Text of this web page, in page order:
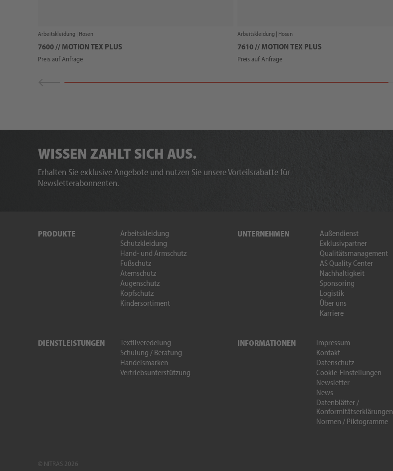
Arbeitskleidung | Hosen
7600 // MOTION TEX PLUS
Preis auf Anfrage
Arbeitskleidung | Hosen
7610 // MOTION TEX PLUS
Preis auf Anfrage
WISSEN ZAHLT SICH AUS.
Erhalten Sie exklusive Angebote und nutzen Sie unsere Vorteilsrabatte für
Newsletterabonnenten.
PRODUKTE
Arbeitskleidung
Schutzkleidung
Hand- und Armschutz
Fußschutz
Atemschutz
Augenschutz
Kopfschutz
Kindersortiment
UNTERNEHMEN
Außendienst
Exklusivpartner
Qualitätsmanagement
AS Quality Center
Nachhaltigkeit
Sponsoring
Logistik
Über uns
Karriere
DIENSTLEISTUNGEN
Textilveredelung
Schulung / Beratung
Handelsmarken
Vertriebsunterstützung
INFORMATIONEN
Impressum
Kontakt
Datenschutz
Cookie-Einstellungen
Newsletter
News
Datenblätter /
Konformitätserklärungen
Normen / Piktogramme
© NITRAS 2026